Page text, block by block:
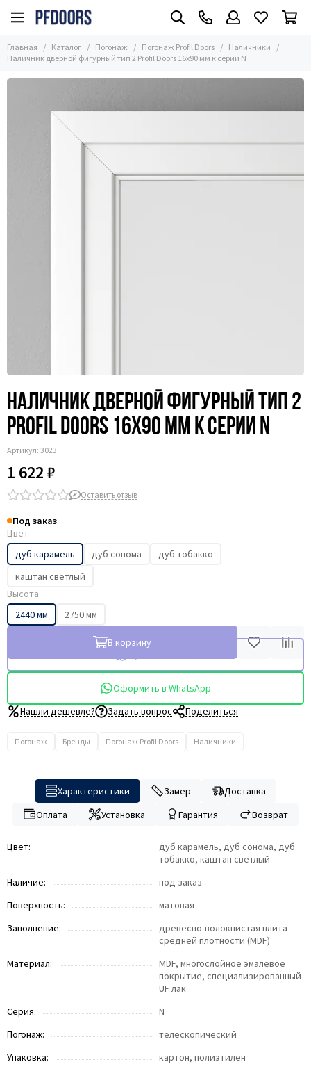
Погонаж
Все товары
Погонаж Экошпон
Погонаж Profil Doors
Погонаж Profil Doors
Все товары
Притворные планки
Главная Каталог Погонаж Погонаж Profil Doors
Наличники
Наличник дверной фигурный тип 2 Profil Doors 16x90 мм к серии N
Наличник дверной фигурный тип 2
Profil Doors 16x90 мм к серии N
Артикул: 3023
1 622 ₽
Оставить отзыв
Под заказ
Цвет
дуб карамель
дуб сонома
дуб тобакко
каштан светлый
Высота
2440 мм
2750 мм
В корзину
Оформить в WhatsApp
Нашли дешевле?
Задать вопрос Поделиться
Погонаж Бренды Погонаж Profil Doors Наличники
Характеристики Замер
Доставка
Оплата
Установка Гарантия Возврат
Цвет:
дуб карамель, дуб сонома, дуб
тобакко, каштан светлый
Наличие:
под заказ
Поверхность:
матовая
Заполнение:
древесно-волокнистая плита
средней плотности (MDF)
Материал:
MDF, многослойное эмалевое
покрытие, специализированный
UF лак
Серия:
N
Погонаж:
телескопический
Упаковка:
картон, полиэтилен